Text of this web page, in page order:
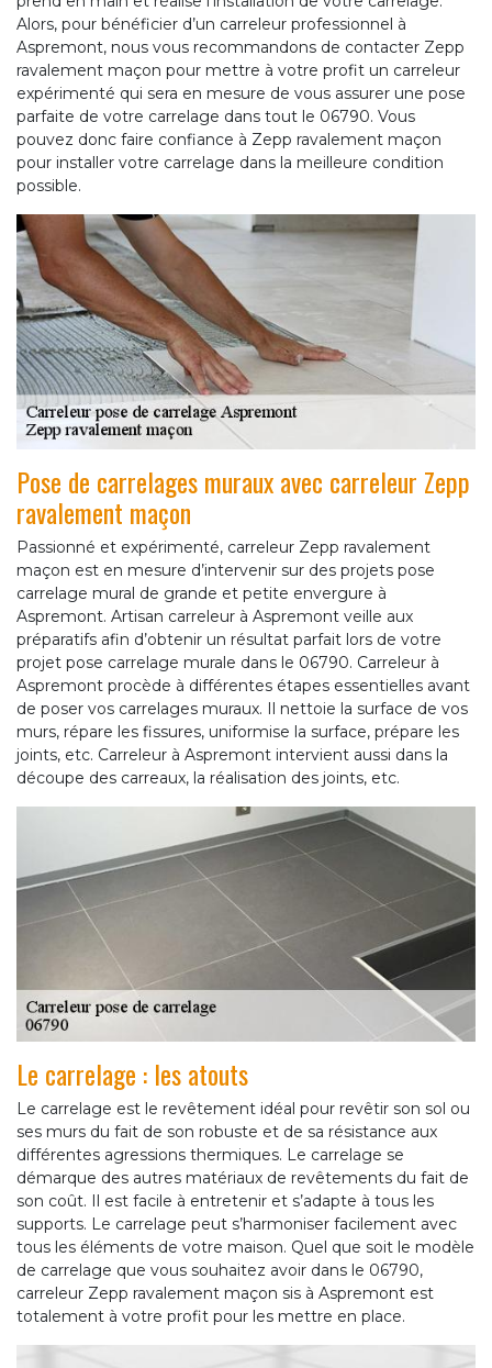
Alors, pour bénéficier d’un carreleur professionnel à
Aspremont, nous vous recommandons de contacter Zepp
ravalement maçon pour mettre à votre profit un carreleur
expérimenté qui sera en mesure de vous assurer une pose
parfaite de votre carrelage dans tout le 06790. Vous
pouvez donc faire confiance à Zepp ravalement maçon
pour installer votre carrelage dans la meilleure condition
possible.
Pose de carrelages muraux avec carreleur Zepp
ravalement maçon
Passionné et expérimenté, carreleur Zepp ravalement
maçon est en mesure d’intervenir sur des projets pose
carrelage mural de grande et petite envergure à
Aspremont. Artisan carreleur à Aspremont veille aux
préparatifs afin d’obtenir un résultat parfait lors de votre
projet pose carrelage murale dans le 06790. Carreleur à
Aspremont procède à différentes étapes essentielles avant
de poser vos carrelages muraux. Il nettoie la surface de vos
murs, répare les fissures, uniformise la surface, prépare les
joints, etc. Carreleur à Aspremont intervient aussi dans la
découpe des carreaux, la réalisation des joints, etc.
Le carrelage : les atouts
Le carrelage est le revêtement idéal pour revêtir son sol ou
ses murs du fait de son robuste et de sa résistance aux
différentes agressions thermiques. Le carrelage se
démarque des autres matériaux de revêtements du fait de
son coût. Il est facile à entretenir et s’adapte à tous les
supports. Le carrelage peut s’harmoniser facilement avec
tous les éléments de votre maison. Quel que soit le modèle
de carrelage que vous souhaitez avoir dans le 06790,
carreleur Zepp ravalement maçon sis à Aspremont est
totalement à votre profit pour les mettre en place.